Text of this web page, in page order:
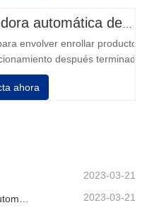
envolver enrollar
después
fuerza puede ser
superior plato a prensa
ahora
2023-03-21
2023-03-21